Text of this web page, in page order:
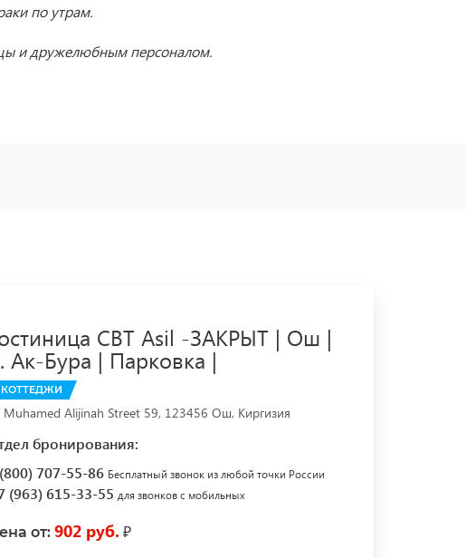
по утрам.
и дружелюбным персоналом.
CBT Asil -ЗАКРЫТ | Ош |
Ак-Бура | Парковка |
КОТТЕДЖИ
Muhamed Alijinah Street 59, 123456 Ош, Киргизия
бронирования:
707-55-86 Бесплатный звонок из любой точки России
(963) 615-33-55 для звонков с мобильных
от: 902 руб. ₽